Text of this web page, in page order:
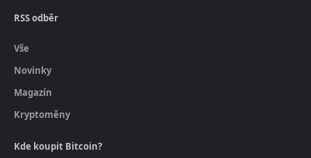
RSS odběr
Vše
Novinky
Magazín
Kryptoměny
Kde koupit Bitcoin?